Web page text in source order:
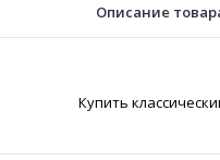
Описание
Купить